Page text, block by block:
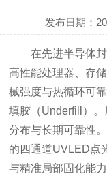
发布日期：
在先进半导体封
高性能处理器、存
械强度与热循环可
填胶（Underfill）
分布与长期可靠性
的 四通道UVLED点
与精准局部固化能